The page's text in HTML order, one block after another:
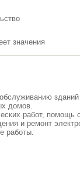
значения
зданий
домов.
работ, помощь
и ремонт
работы.